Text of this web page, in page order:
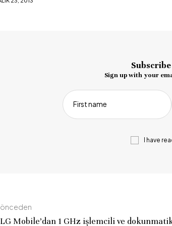
Sign up with your
First name
I have
önceden
LG Mobile’dan 1 GHz işlemcili ve